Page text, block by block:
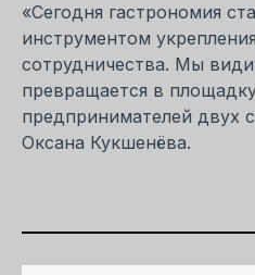
«Сегодня гастрономия
инструментом
сотрудничества. Мы
превращается в
предпринимателей двух
Оксана Кукшенёва.